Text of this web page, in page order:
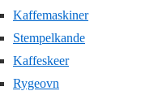
Kaffemaskiner
Stempelkande
Kaffeskeer
Rygeovn